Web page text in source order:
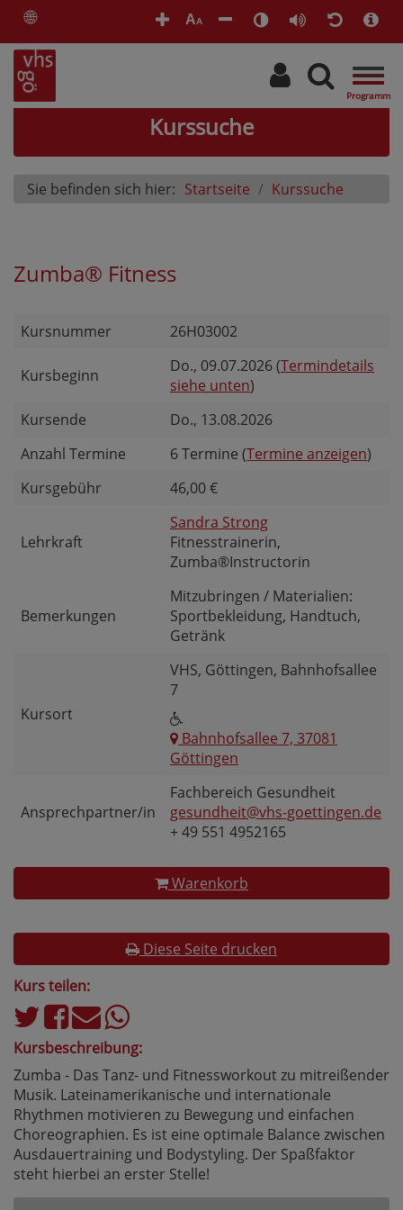
🌐 AA
Kurssuche
Sie befinden sich hier: Startseite Kurssuche
Zumba® Fitness
Kursnummer 26H03002
Kursbeginn Do., 09.07.2026 (Termindetails
siehe unten)
Kursende
Do., 13.08.2026
Anzahl Termine
6 Termine (Termine anzeigen)
Kursgebühr
46,00 €
Lehrkraft
Sandra Strong
Fitnesstrainerin,
Zumba®Instructorin
Bemerkungen
Mitzubringen / Materialien:
Sportbekleidung, Handtuch,
Getränk
Kursort
VHS, Göttingen, Bahnhofsallee
7
Bahnhofsallee 7, 37081
Göttingen
Ansprechpartner/in
Fachbereich Gesundheit
gesundheit@vhs-goettingen.de
+ 49 551 4952165
Warenkorb
Diese Seite drucken
Kurs teilen:
Kursbeschreibung:
Zumba - Das Tanz- und Fitnessworkout zu mitreißender
Musik. Lateinamerikanische und internationale
Rhythmen motivieren zu Bewegung und einfachen
Choreographien. Es ist eine optimale Balance zwischen
Ausdauertraining und Bodystyling. Der Spaßfaktor
steht hierbei an erster Stelle!